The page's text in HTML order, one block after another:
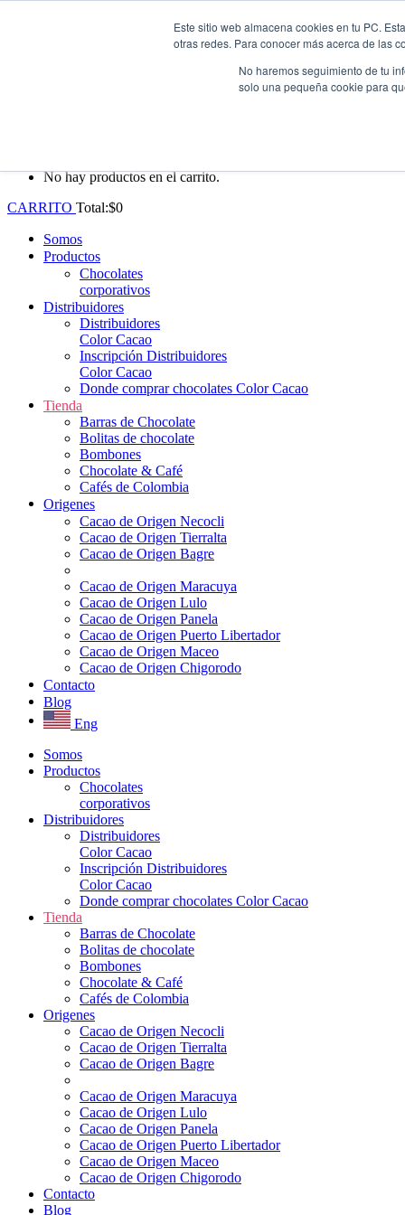
Este sitio web almacena cookies en tu PC.
otras redes. Para conocer más acerca de las
No haremos seguimiento de tu
solo una pequeña cookie para
Whatsapp: +57 (313) 552-3620 ventas@colorcacao.com
Envío gratis en Antioquia por compras superiores a $100.000.
No hay productos en el carrito.
CARRITO Total:$0
Somos
Productos
Chocolates
corporativos
Distribuidores
Distribuidores
Color Cacao
Inscripción Distribuidores
Color Cacao
Donde comprar chocolates Color Cacao
Tienda
Barras de Chocolate
Bolitas de chocolate
Bombones
Chocolate & Café
Cafés de Colombia
Origenes
Cacao de Origen Necocli
Cacao de Origen Tierralta
Cacao de Origen Bagre
Cacao de Origen Maracuya
Cacao de Origen Lulo
Cacao de Origen Panela
Cacao de Origen Puerto Libertador
Cacao de Origen Maceo
Cacao de Origen Chigorodo
Contacto
Blog
Eng
Somos
Productos
Chocolates
corporativos
Distribuidores
Distribuidores
Color Cacao
Inscripción Distribuidores
Color Cacao
Donde comprar chocolates Color Cacao
Tienda
Barras de Chocolate
Bolitas de chocolate
Bombones
Chocolate & Café
Cafés de Colombia
Origenes
Cacao de Origen Necocli
Cacao de Origen Tierralta
Cacao de Origen Bagre
Cacao de Origen Maracuya
Cacao de Origen Lulo
Cacao de Origen Panela
Cacao de Origen Puerto Libertador
Cacao de Origen Maceo
Cacao de Origen Chigorodo
Contacto
Blog